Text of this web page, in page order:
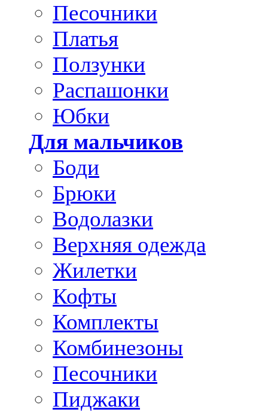
Песочники
Платья
Ползунки
Распашонки
Юбки
Для мальчиков
Боди
Брюки
Водолазки
Верхняя одежда
Жилетки
Кофты
Комплекты
Комбинезоны
Песочники
Пиджаки